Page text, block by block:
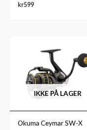
kr599
IKKE PÅ LAGER
Okuma Ceymar SW-X
kr1,499